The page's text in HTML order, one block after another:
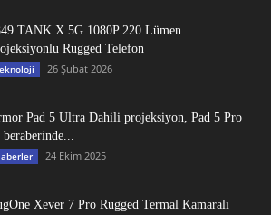
TANK X 5G 1080P 220 Lümen
Rugged Telefon
26 Şubat 2026
Pad 5 Ultra Dahili projeksiyon, Pad 5 Pro
beraberinde...
24 Ekim 2025
Xever 7 Pro Rugged Termal Kamaralı